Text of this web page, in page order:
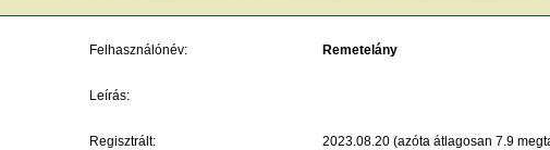
Felhasználónév: Remetelány
Leírás:
Regisztrált:
2023.08.20 (azóta átlagosan 7.9